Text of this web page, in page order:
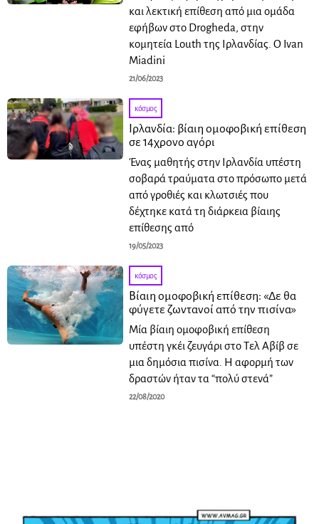
και λεκτική επίθεση από μια ομάδα
εφήβων στο Drogheda, στην
κομητεία Louth της Ιρλανδίας. Ο Ivan
Miadini
21/06/2023
κόσμος
Ιρλανδία: βίαιη ομοφοβική επίθεση
σε 14χρονο αγόρι
Ένας μαθητής στην Ιρλανδία υπέστη
σοβαρά τραύματα στο πρόσωπο μετά
από γροθιές και κλωτσιές που
δέχτηκε κατά τη διάρκεια βίαιης
επίθεσης από
19/05/2023
κόσμος
Βίαιη ομοφοβική επίθεση: «Δε θα
φύγετε ζωντανοί από την πισίνα»
Μία βίαιη ομοφοβική επίθεση
υπέστη γκέι ζευγάρι στο Τελ Αβίβ σε
μια δημόσια πισίνα. Η αφορμή των
δραστών ήταν τα “πολύ στενά”
22/08/2020